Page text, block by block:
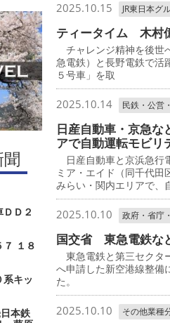
Ｄ２
１８
系キッ
本鉄
2025.10.15 JR東日本グ
ティータイム 木村
チャレンジ精神を後世
急電鉄）と長野電鉄で活
５号車」を取
2025.10.14 民鉄・公営
日産自動車・京急
アで自動運転モビリ
日産自動車と京浜急行
ミア・エイド（同千代田
みらい・関内エリアで、
2025.10.10 政府・省庁
国交省 東急電鉄な
東急電鉄と第三セクタ
へ申請した新空港線整備
た。
2025.10.10 その他業種